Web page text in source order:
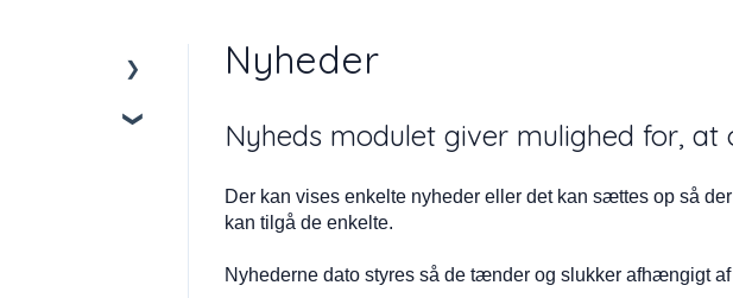
Nyheder
Nyheds modulet giver mulighed for, at
Der kan vises enkelte nyheder eller det kan sættes op så
kan tilgå de enkelte.
Nyhederne dato styres så de tænder og slukker afhængigt